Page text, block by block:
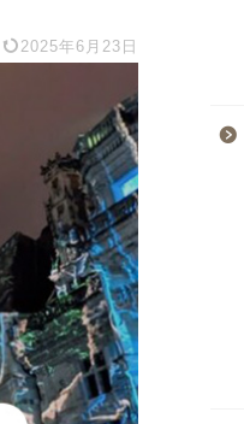
2025年6月23日